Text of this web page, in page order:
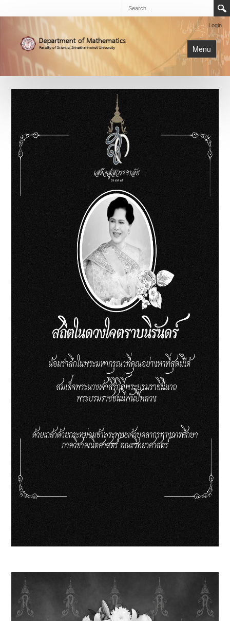
Login
Menu
หน้าหลัก
การเรียนการสอน